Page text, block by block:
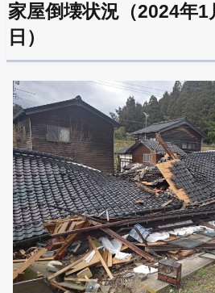
家屋倒壊状況（2024年1
日）